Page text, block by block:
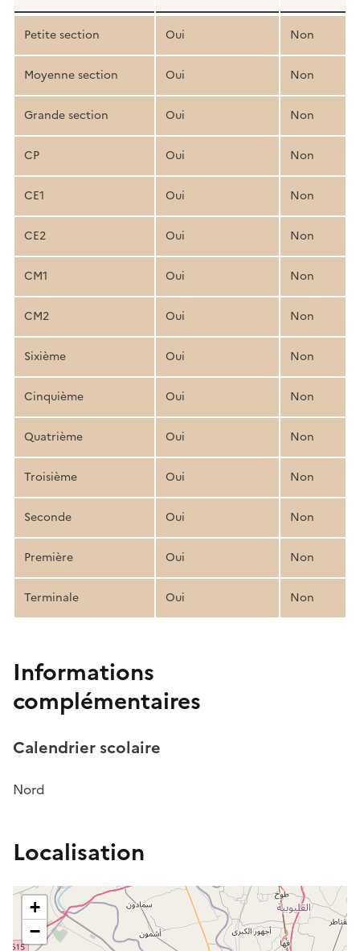
la
structure
pédagogique
Petite section Oui Non
Moyenne section Oui Non
Grande section Oui Non
CP Oui Non
CE1 Oui Non
CE2 Oui Non
CM1 Oui Non
CM2 Oui Non
Sixième Oui Non
Cinquième Oui Non
Quatrième Oui Non
Troisième Oui Non
Seconde Oui Non
Première Oui Non
Terminale Oui Non
Informations
complémentaires
Calendrier scolaire
Nord
Localisation
+
−